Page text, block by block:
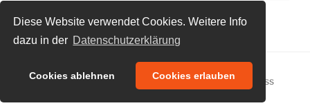
Diese Website verwendet Cookies. Weitere Info
dazu in der Datenschutzerklärung
Cookies ablehnen Cookies erlauben
Datenschutzerklärung Stolz präsentiert von WordPress